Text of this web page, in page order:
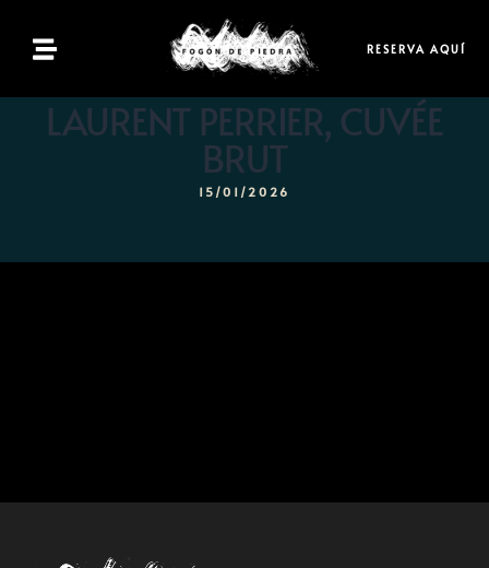
RESERVA AQUÍ
LAURENT PERRIER, CUVÉE
BRUT
15/01/2026
Inicio
Menú